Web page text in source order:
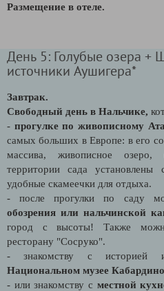
Размещение в отеле.
День 5: Голубые озера +
источники Аушигера*
Завтрак.
Свободный день в Нальчике,
- прогулке по живописному
самых больших в Европе: в его
массива, живописное озеро,
территории сада установлены
удобные скамеечки для отдыха.
- после прогулки по саду
обозрения или нальчинской
город с высоты! Также
ресторану "Сосруко".
- знакомству с историей
Национальном музее
- или знакомству с местной